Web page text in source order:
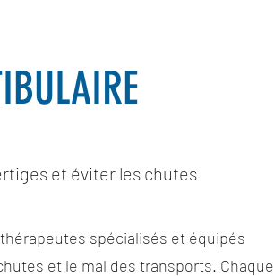
et éviter les chutes
spécialisés et équipés
et le mal des transports. Chaque